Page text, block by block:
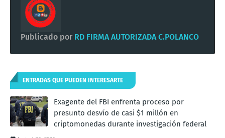
Publicado por RD FIRMA AUTORIZADA C.POLANCO
ENTRADAS QUE PUEDEN INTERESARTE
Exagente del FBI enfrenta proceso por
presunto desvío de casi $1 millón en
criptomonedas durante investigación federal